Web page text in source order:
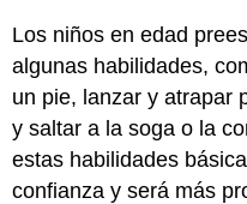
Los niños en edad
algunas habilidades,
un pie, lanzar y atrapar
y saltar a la soga o la
estas habilidades
confianza y será más